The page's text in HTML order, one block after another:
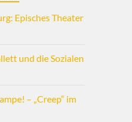
Episches Theater
und die Sozialen
– „Creep“ im